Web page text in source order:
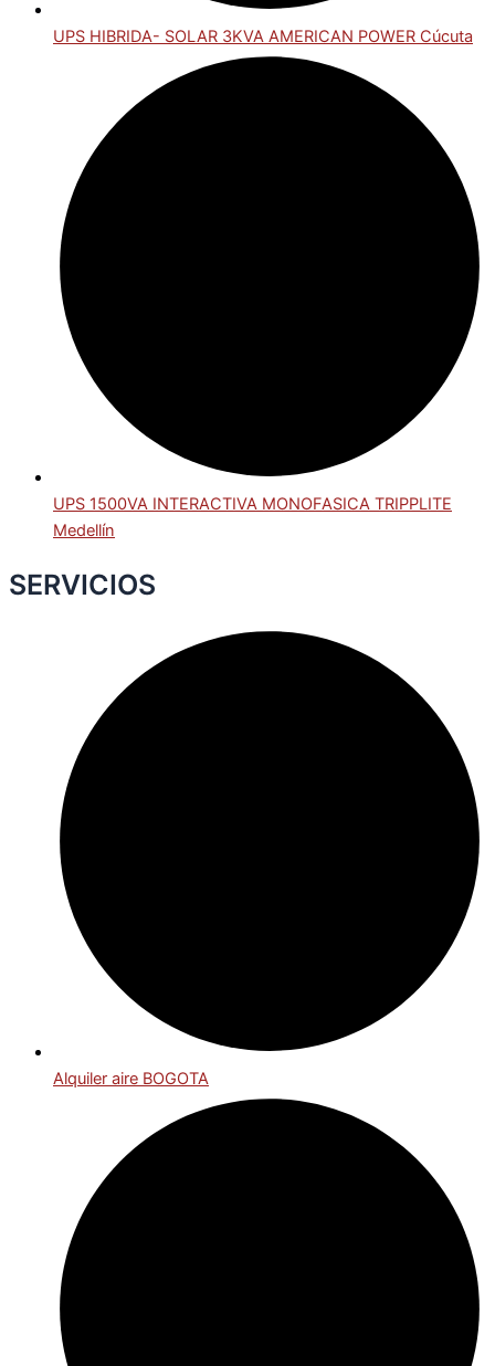
UPS HIBRIDA- SOLAR 3KVA AMERICAN POWER Cúcuta
UPS 1500VA INTERACTIVA MONOFASICA TRIPPLITE
Medellín
SERVICIOS
Alquiler aire BOGOTA